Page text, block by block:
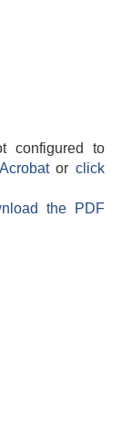
configured to
orclick
the PDF